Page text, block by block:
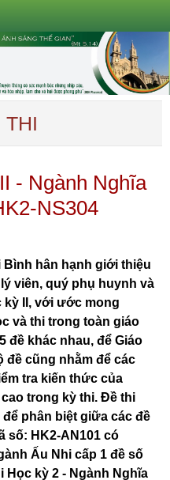
THI
- Ngành Nghĩa
NS304
Bình hân hạnh giới thiệu
viên, quý phụ huynh và
kỳ II, với ước mong
và thi trong toàn giáo
đề khác nhau, để Giáo
đề cũng nhằm để các
tra kiến thức của
trong kỳ thi. Đề thi
phân biệt giữa các đề
số: HK2-AN101 có
Ấu Nhi cấp 1 đề số
Học kỳ 2 - Ngành Nghĩa